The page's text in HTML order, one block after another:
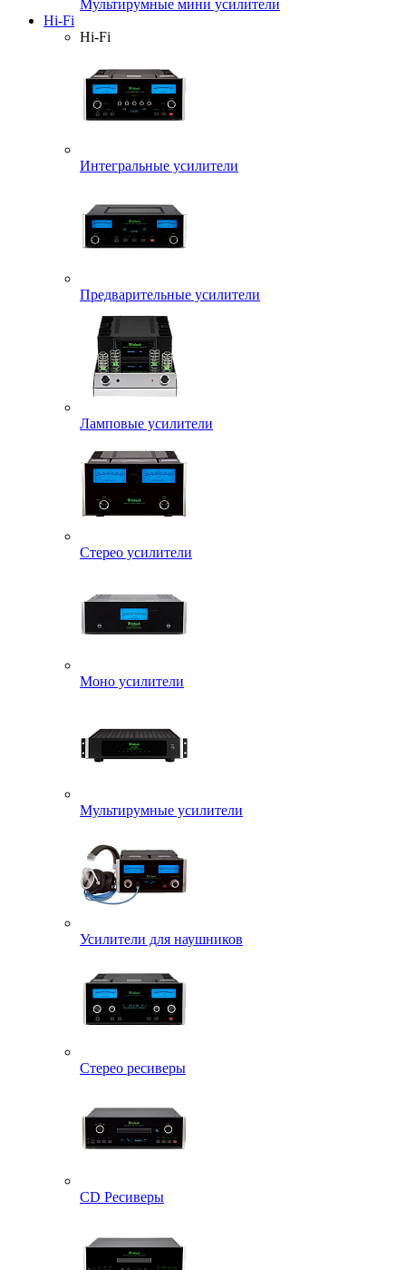
Мультирумные мини усилители
Hi-Fi
Hi-Fi
Интегральные усилители
Предварительные усилители
Ламповые усилители
Стерео усилители
Моно усилители
Мультирумные усилители
Усилители для наушников
Стерео ресиверы
CD Ресиверы